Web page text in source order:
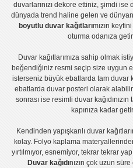
duvarlarınızı dekore ettiniz, şimdi ise
dünyada trend haline gelen ve
boyutlu duvar kağıtlarımızın
oturma odanıza
Duvar kağıtlarımıza sahip olmak
beğendiğiniz resmi seçip size uygun
isterseniz büyük ebatlarda tam duvar
ebatlarda duvar posteri olarak
sonrası iseresimli duvar kağıdı
kapınıza kadar
Kendinden yapışkanlı duvar
kolay. Folyo kaplama
yırtılmıyor, esnemiyor, tekrar tekrar
Duvar kağıdınızın çok uzun